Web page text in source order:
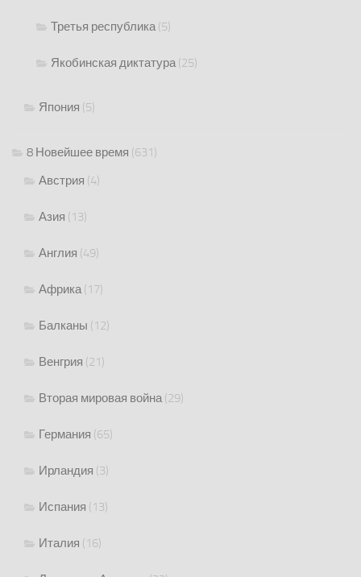
Третья республика(5)
Якобинская диктатура(25)
Япония (5)
8 Новейшее время (631)
Австрия (4)
Азия (13)
Англия (49)
Африка(17)
Балканы (12)
Венгрия (21)
Вторая мировая война(29)
Германия (65)
Ирландия (3)
Испания (13)
Италия (16)